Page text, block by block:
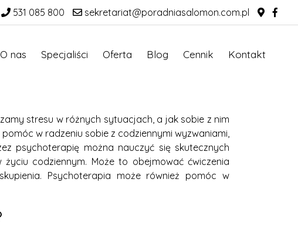
531 085 800 sekretariat@poradniasalomon.com.pl
O nas Specjaliści Oferta Blog Cennik Kontakt
stresu w różnych sytuacjach, a jak sobie z nim
w radzeniu sobie z codziennymi wyzwaniami,
psychoterapię można nauczyć się skutecznych
codziennym. Może to obejmować ćwiczenia
Psychoterapia może również pomóc w